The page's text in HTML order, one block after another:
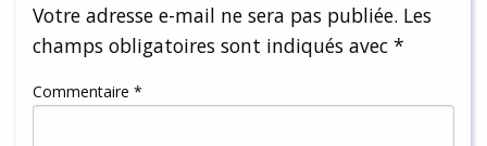
Votre adresse e-mail ne sera pas publiée. Les
champs obligatoires sont indiqués avec *
Commentaire *